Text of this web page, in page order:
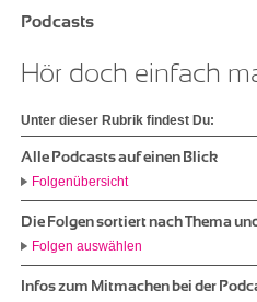
Podcasts
Hör doch einfach
Unter dieser Rubrik findest Du:
Alle Podcasts auf einen Blick
Folgenübersicht
Die Folgen sortiert nach Thema
Folgen auswählen
Infos zum Mitmachen bei der